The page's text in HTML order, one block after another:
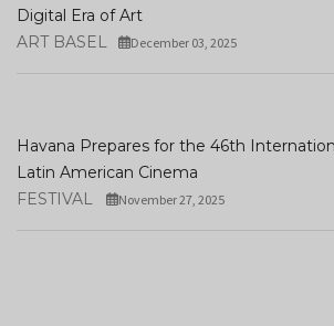
Digital Era of Art
ART BASEL
December 03, 2025
Havana Prepares for the 46th
Latin American Cinema
FESTIVAL
November 27, 2025